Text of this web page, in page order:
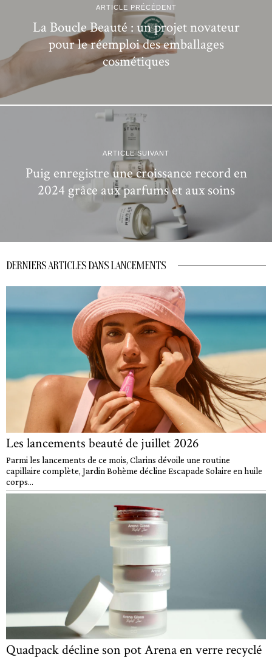
ARTICLE PRÉCÉDENT
La Boucle Beauté : un projet novateur
pour le réemploi des emballages
cosmétiques
ARTICLE SUIVANT
Puig enregistre une croissance record en
2024 grâce aux parfums et aux soins
DERNIERS ARTICLES DANS LANCEMENTS
Les lancements beauté de juillet 2026
Parmi les lancements de ce mois, Clarins dévoile une routine
capillaire complète, Jardin Bohème décline Escapade Solaire en huile
corps...
Quadpack décline son pot Arena en verre recyclé